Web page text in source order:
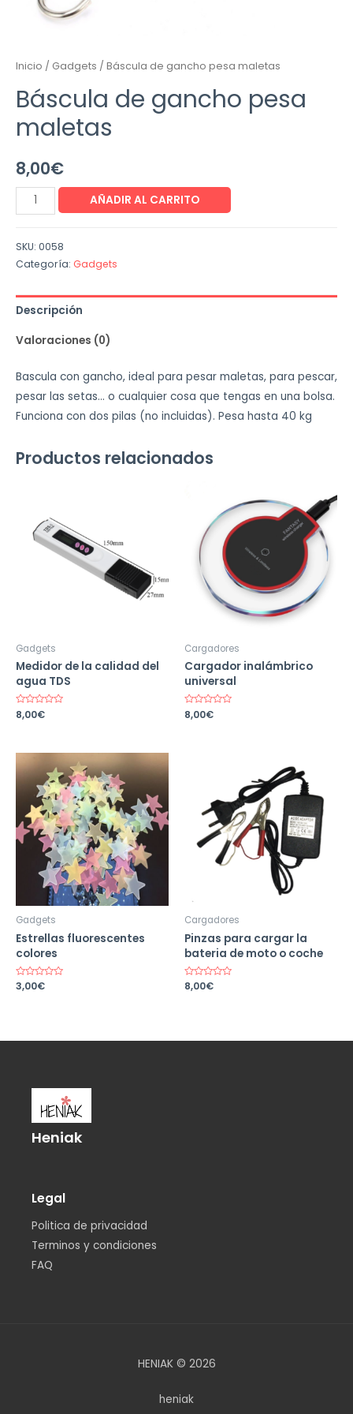
Inicio / Gadgets / Báscula de gancho pesa maletas
Báscula de gancho pesa
maletas
8,00€
AÑADIR AL CARRITO
SKU: 0058
Categoría: Gadgets
Descripción
Valoraciones (0)
Bascula con gancho, ideal para pesar maletas, para pescar,
pesar las setas… o cualquier cosa que tengas en una bolsa.
Funciona con dos pilas (no incluidas). Pesa hasta 40 kg
Productos relacionados
Gadgets
Medidor de la calidad del
agua TDS
Valorado
en
8,00€
Cargadores
Cargador inalámbrico
universal
Valorado
en
8,00€
Gadgets
Estrellas fluorescentes
colores
Valorado
en
3,00€
Cargadores
Pinzas para cargar la
bateria de moto o coche
Valorado
en
8,00€
Heniak
Legal
Politica de privacidad
Terminos y condiciones
FAQ
HENIAK © 2026
heniak